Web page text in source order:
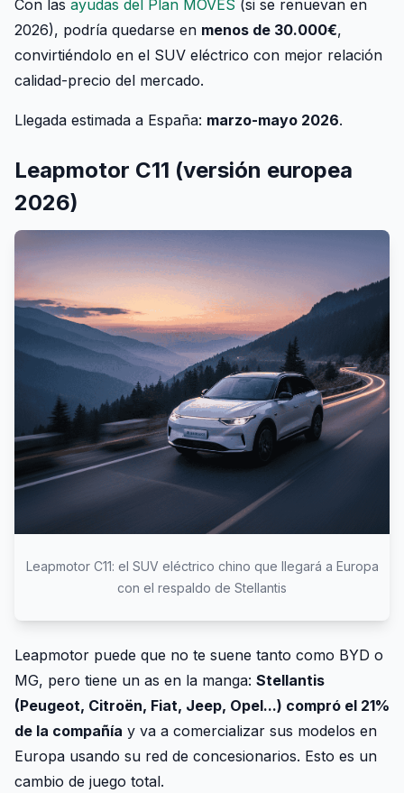
Con las ayudas del Plan MOVES (si se renuevan en
2026), podría quedarse en menos de 30.000€,
convirtiéndolo en el SUV eléctrico con mejor relación
calidad-precio del mercado.
Llegada estimada a España: marzo-mayo 2026.
Leapmotor C11 (versión europea
2026)
Leapmotor C11: el SUV eléctrico chino que llegará a Europa
con el respaldo de Stellantis
Leapmotor puede que no te suene tanto como BYD o
MG, pero tiene un as en la manga: Stellantis
(Peugeot, Citroën, Fiat, Jeep, Opel...) compró el 21%
de la compañía y va a comercializar sus modelos en
Europa usando su red de concesionarios. Esto es un
cambio de juego total.